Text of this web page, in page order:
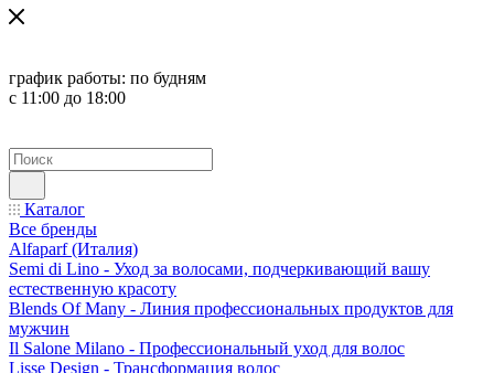
график работы: по будням
с 11:00 до 18:00
Каталог
Все бренды
Alfaparf (Италия)
Semi di Lino - Уход за волосами, подчеркивающий вашу
естественную красоту
Blends Of Many - Линия профессиональных продуктов для
мужчин
Il Salone Milano - Профессиональный уход для волос
Lisse Design - Трансформация волос